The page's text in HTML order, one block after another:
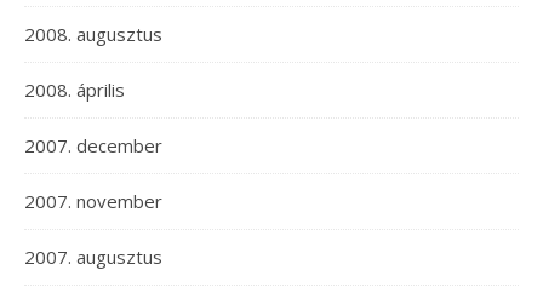
2008. augusztus
2008. április
2007. december
2007. november
2007. augusztus